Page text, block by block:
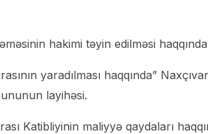
hakimi təyin edilməsi
yaradılması haqqında”
layihəsi.
Katibliyinin maliyyə qaydaları